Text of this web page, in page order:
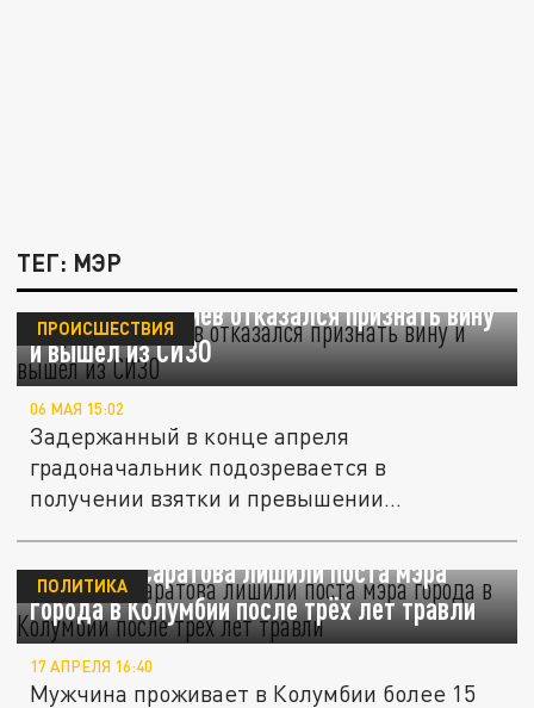
ТЕГ: МЭР
Мэр Уфы Мавлиев отказался признать вину
и вышел из СИЗО
ПРОИСШЕСТВИЯ
06 МАЯ 15:02
Задержанный в конце апреля
градоначальник подозревается в
получении взятки и превышении
Уроженца Саратова лишили поста мэра
города в Колумбии после трёх лет травли
ПОЛИТИКА
17 АПРЕЛЯ 16:40
Мужчина проживает в Колумбии более 15